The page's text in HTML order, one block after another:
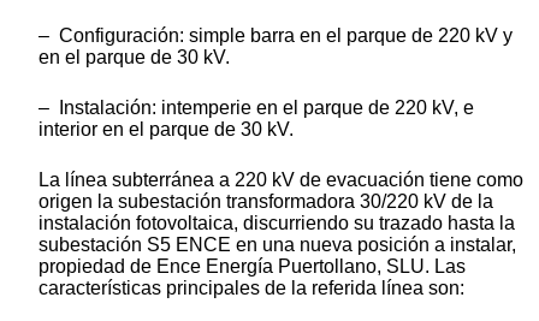
– Configuración: simple barra en el parque de 220 kV y
en el parque de 30 kV.
– Instalación: intemperie en el parque de 220 kV, e
interior en el parque de 30 kV.
La línea subterránea a 220 kV de evacuación tiene como
origen la subestación transformadora 30/220 kV de la
instalación fotovoltaica, discurriendo su trazado hasta la
subestación S5 ENCE en una nueva posición a instalar,
propiedad de Ence Energía Puertollano, SLU. Las
características principales de la referida línea son: